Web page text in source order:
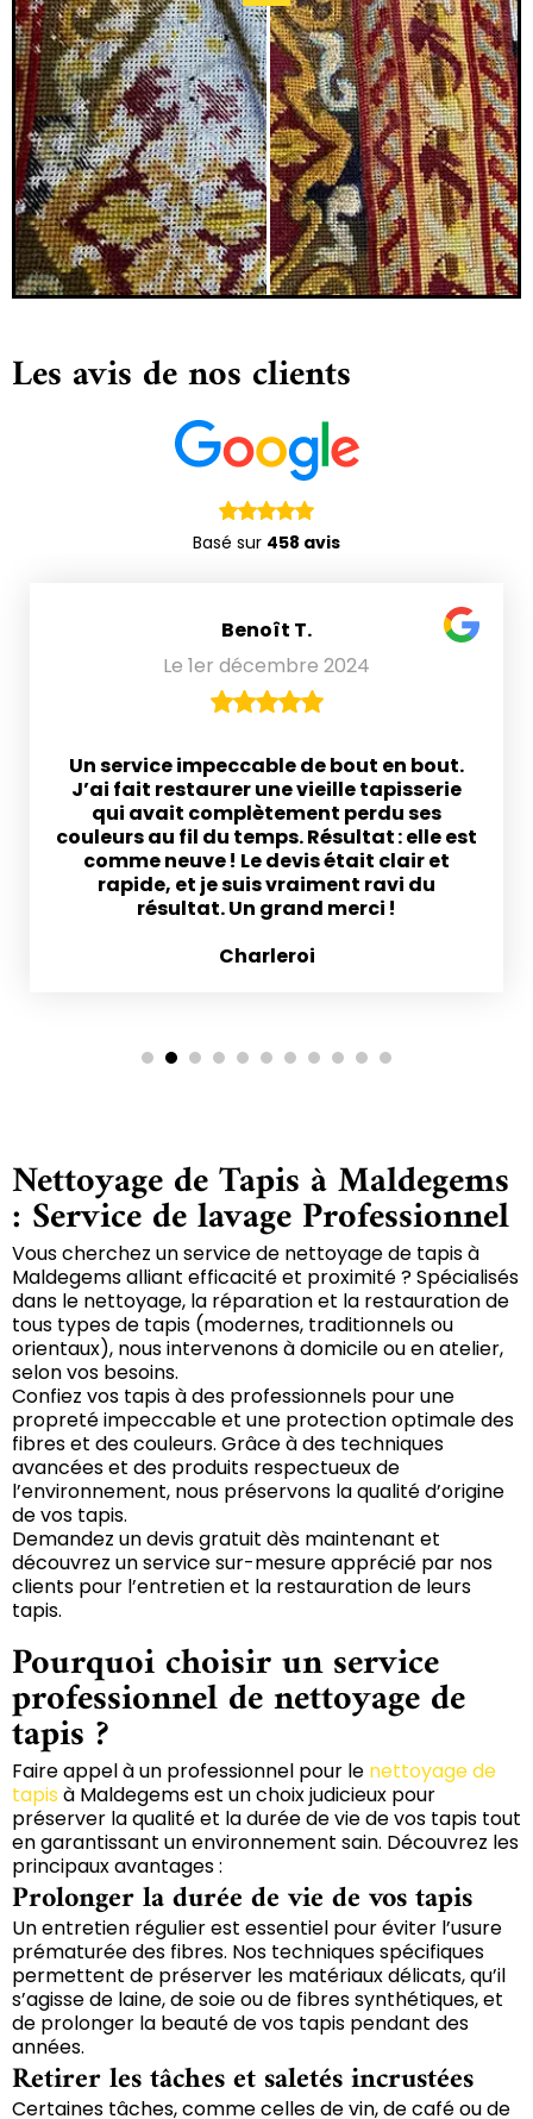
Les avis de nos clients
Basé sur 458 avis
Benoît T.
Le 1er décembre 2024
Un service impeccable de bout en bout.
J’ai fait restaurer une vieille tapisserie
qui avait complètement perdu ses
couleurs au fil du temps. Résultat : elle est
comme neuve ! Le devis était clair et
rapide, et je suis vraiment ravi du
résultat. Un grand merci !
Charleroi
1 2 3
Nettoyage de Tapis à Maldegems
: Service de lavage Professionnel
Vous cherchez un service de nettoyage de tapis à
Maldegems alliant efficacité et proximité ? Spécialisés
dans le nettoyage, la réparation et la restauration de
tous types de tapis (modernes, traditionnels ou
orientaux), nous intervenons à domicile ou en atelier,
selon vos besoins.
Confiez vos tapis à des professionnels pour une
propreté impeccable et une protection optimale des
fibres et des couleurs. Grâce à des techniques
avancées et des produits respectueux de
l’environnement, nous préservons la qualité d’origine
de vos tapis.
Demandez un devis gratuit dès maintenant et
découvrez un service sur-mesure apprécié par nos
clients pour l’entretien et la restauration de leurs
tapis.
Pourquoi choisir un service
professionnel de nettoyage de
tapis ?
Faire appel à un professionnel pour le nettoyage de
tapis à Maldegems est un choix judicieux pour
préserver la qualité et la durée de vie de vos tapis tout
en garantissant un environnement sain. Découvrez les
principaux avantages :
Prolonger la durée de vie de vos tapis
Un entretien régulier est essentiel pour éviter l’usure
prématurée des fibres. Nos techniques spécifiques
permettent de préserver les matériaux délicats, qu’il
s’agisse de laine, de soie ou de fibres synthétiques, et
de prolonger la beauté de vos tapis pendant des
années.
Retirer les tâches et saletés incrustées
Certaines tâches, comme celles de vin, de café ou de